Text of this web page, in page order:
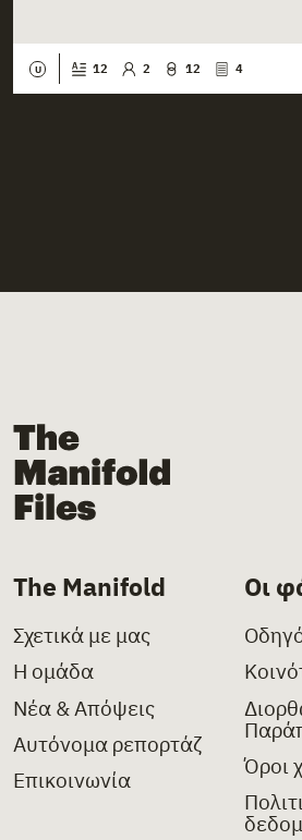
U 12 2 12 4
The Manifold Files
The Manifold
Σχετικά με μας
Η ομάδα
Νέα & Απόψεις
Αυτόνομα ρεπορτάζ
Επικοινωνία
Οι
Όροι